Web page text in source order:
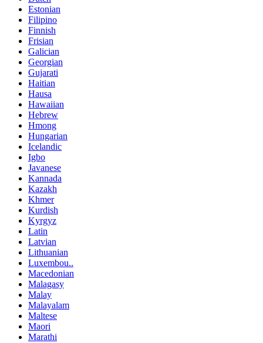
Estonian
Filipino
Finnish
Frisian
Galician
Georgian
Gujarati
Haitian
Hausa
Hawaiian
Hebrew
Hmong
Hungarian
Icelandic
Igbo
Javanese
Kannada
Kazakh
Khmer
Kurdish
Kyrgyz
Latin
Latvian
Lithuanian
Luxembou..
Macedonian
Malagasy
Malay
Malayalam
Maltese
Maori
Marathi